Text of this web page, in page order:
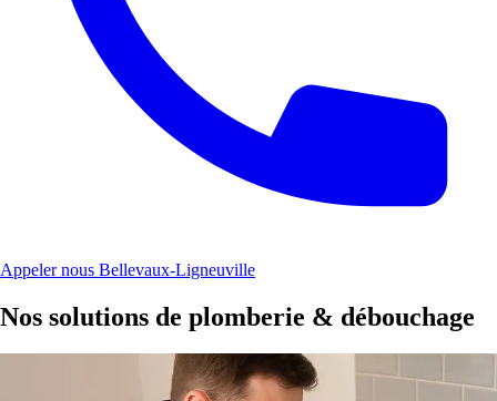
Appeler nous Bellevaux-Ligneuville
Nos solutions de plomberie & débouchage